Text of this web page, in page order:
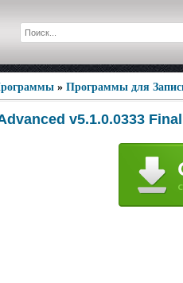
» Программы для
v5.1.0.0333